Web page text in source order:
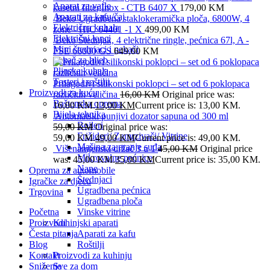
Aparat za vafle
Aparati za kafu/čaj
Električna kuhala
Električni lonci
Mini štednjaci i pekači
Pekač za hljeb
Plinska kuhala
Tosteri i roštilji
Proizvodi za kuću
Baštenska oprema
Bijela tehnika
Bojleri
Frižideri/ Zamrzivači/ Vitrine
Mašina za pranje suđa
Mikrovalne pećnice
Nape
Štednjaci
Ugradbena pećnica
Ugradbena ploča
Vinske vitrine
Kuhinjski aparati
Aparati za kafu
Roštilji
Proizvodi za kuhinju
Sve za dom
kasetni filter,Inox - CTB 6407 X 179,00 KM
Beko Ugradbena staklokeramička ploča, 6800W, 4
zone - HIC 64401 -1 X 499,00 KM
Beko Štednjak, 4 električne ringle, pećnica 67l, A -
FSE 66000 GS649,00 KM
Prilagodivi silikonski poklopci – set od 6 poklopaca
različitih veličina 16,00KM Original price was:
16,00 KM.13,00KMCurrent price is: 13,00 KM.
Automatski punjivi dozator sapuna od 300 ml
59,00KM Original price was:
59,00 KM.49,00KMCurrent price is: 49,00 KM.
Višenamjenski držač 3 u 145,00KM Original price
was: 45,00 KM.35,00KMCurrent price is: 35,00 KM.
Oprema za automobile
Igračke za djecu
Trgovina
Početna
Proizvodi
Česta pitanja
Blog
Kontakt
Sniženje